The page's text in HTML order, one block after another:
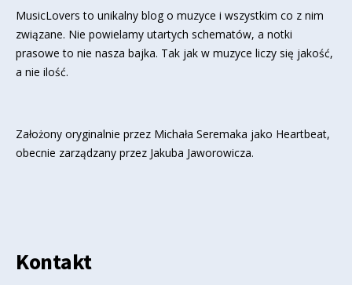
MusicLovers to unikalny blog o muzyce i wszystkim co z nim
związane. Nie powielamy utartych schematów, a notki
prasowe to nie nasza bajka. Tak jak w muzyce liczy się jakość,
a nie ilość.
Założony oryginalnie przez Michała Seremaka jako Heartbeat,
obecnie zarządzany przez Jakuba Jaworowicza.
Kontakt